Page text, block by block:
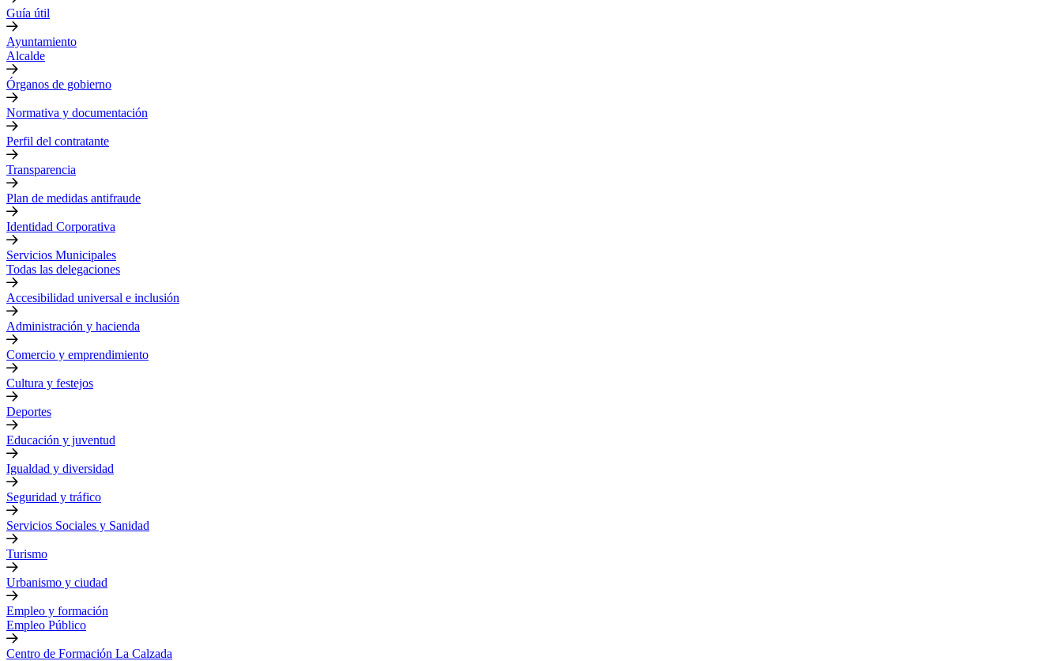
Guía útil
Ayuntamiento
Alcalde
Órganos de gobierno
Normativa y documentación
Perfil del contratante
Transparencia
Plan de medidas antifraude
Identidad Corporativa
Servicios Municipales
Todas las delegaciones
Accesibilidad universal e inclusión
Administración y hacienda
Comercio y emprendimiento
Cultura y festejos
Deportes
Educación y juventud
Igualdad y diversidad
Seguridad y tráfico
Servicios Sociales y Sanidad
Turismo
Urbanismo y ciudad
Empleo y formación
Empleo Público
Centro de Formación La Calzada